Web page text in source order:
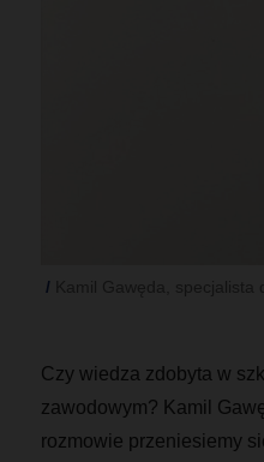
Czy wiedza zdobyta w
zawodowym? Kamil
rozmowie przeniesiemy